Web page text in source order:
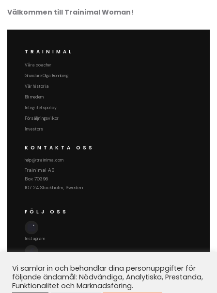
Välkommen till Trainimal Woman!
TRAINIMAL
Våra coacher
Grundare Olga Rönnberg
Vår historia
Bli medlem
Integritetspolicy
Försäljningsvillkor
Investors
KONTAKTA OSS
help@trainimal.com
Trainimal AB
Box 70396
107 24 Stockholm, Sweden
FÖLJ OSS
Instagram
Vi samlar in och behandlar dina personuppgifter för
följande ändamål: Nödvändiga, Analytiska, Prestanda,
Funktionalitet och Marknadsföring.